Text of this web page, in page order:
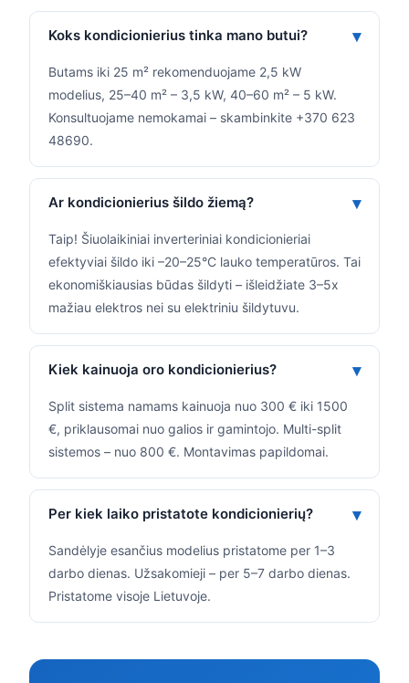
Koks kondicionierius tinka mano butui?
Butams iki 25 m² rekomenduojame 2,5 kW
modelius, 25–40 m² – 3,5 kW, 40–60 m² – 5 kW.
Konsultuojame nemokamai – skambinkite +370 623
48690.
Ar kondicionierius šildo žiemą?
Taip! Šiuolaikiniai inverteriniai kondicionieriai
efektyviai šildo iki –20–25°C lauko temperatūros. Tai
ekonomiškiausias būdas šildyti – išleidžiate 3–5x
mažiau elektros nei su elektriniu šildytuvu.
Kiek kainuoja oro kondicionierius?
Split sistema namams kainuoja nuo 300 € iki 1500
€, priklausomai nuo galios ir gamintojo. Multi-split
sistemos – nuo 800 €. Montavimas papildomai.
Per kiek laiko pristatote kondicionierių?
Sandėlyje esančius modelius pristatome per 1–3
darbo dienas. Užsakomieji – per 5–7 darbo dienas.
Pristatome visoje Lietuvoje.